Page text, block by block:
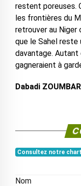
restent poreuses.
les frontières du
retrouver au Niger
que le Sahel
davantage.
gagneraient à
Dabadi
Consultez notre
Nom